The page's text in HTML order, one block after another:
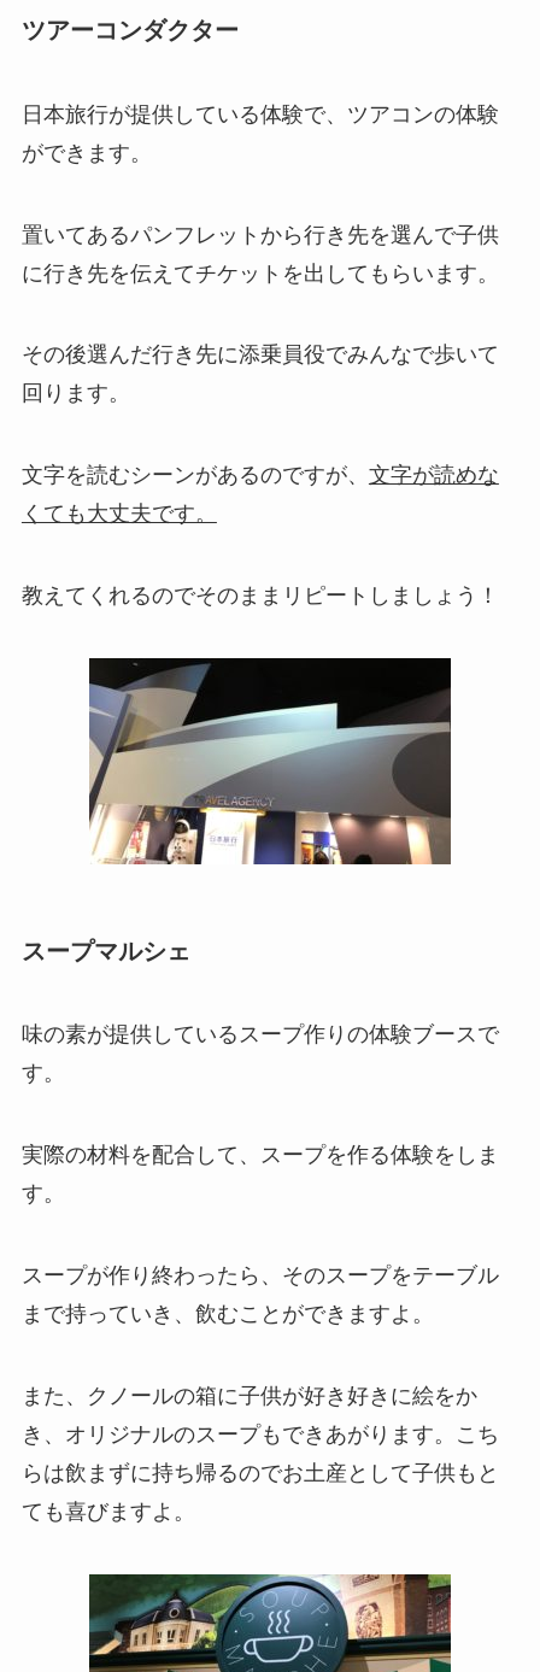
ツアーコンダクター
日本旅行が提供している体験で、ツアコンの体験
ができます。
置いてあるパンフレットから行き先を選んで子供
に行き先を伝えてチケットを出してもらいます。
その後選んだ行き先に添乗員役でみんなで歩いて
回ります。
文字を読むシーンがあるのですが、 文字が読めな
くても大丈夫です。
教えてくれるのでそのままリピートしましょう！
スープマルシェ
味の素が提供しているスープ作りの体験ブースで
す。
実際の材料を配合して、スープを作る体験をしま
す。
スープが作り終わったら、そのスープをテーブル
まで持っていき、飲むことができますよ。
また、クノールの箱に子供が好き好きに絵をか
き、オリジナルのスープもできあがります。こち
らは飲まずに持ち帰るのでお土産として子供もと
ても喜びますよ。